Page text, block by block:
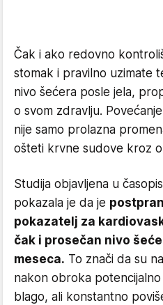
Čak i ako redovno
stomak i pravilno uzimate
nivo šećera posle jela,
o svom zdravlju.
nije samo prolazna
ošteti krvne sudove kroz
Studija objavljena u
pokazala je da je
pokazatelj za
čak i prosečan nivo
meseca. To znači da su
nakon obroka
blago, ali konstantno